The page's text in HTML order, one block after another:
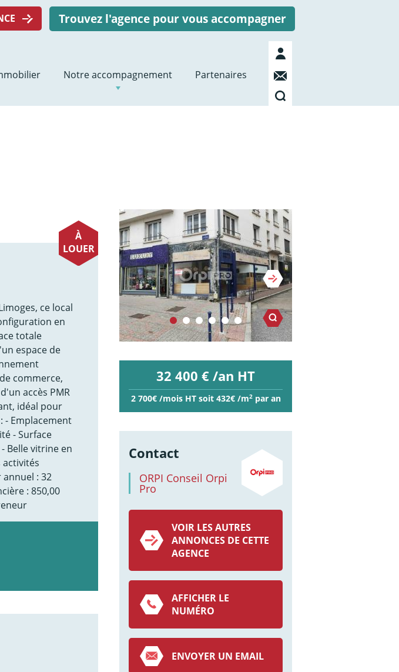
Trouvez l'agence pour vous accompagner
Notre accompagnement Partenaires
Mon
compte
Contact
Recherche
À
LOUER
ce local
en
totale
espace de
commerce,
accès PMR
idéal pour
- Emplacement
- Surface
Belle vitrine en
activités
: 32
: 850,00
32 400 € /an HT
2 700€ /mois HT soit 432€ /m2par an
Contact
ORPI Conseil Orpi
Pro
VOIR LES AUTRES
ANNONCES DE CETTE
AGENCE
AFFICHER LE
NUMÉRO
ENVOYER UN EMAIL